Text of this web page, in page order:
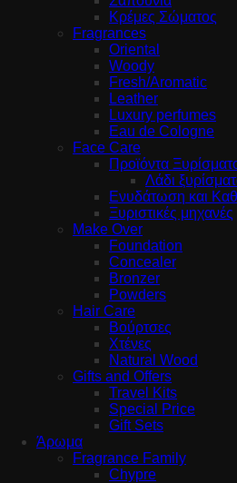
Κρέμες Σώματος
Fragrances
Oriental
Woody
Fresh/Aromatic
Leather
Luxury perfumes
Eau de Cologne
Face Care
Προϊόντα
Λάδι
Ενυδάτωση και
Ξυριστικές μηχανές
Make Over
Foundation
Concealer
Bronzer
Powders
Hair Care
Βούρτσες
Χτένες
Natural Wood
Gifts and Offers
Travel Kits
Special Price
Gift Sets
Άρωμα
Fragrance Family
Chypre